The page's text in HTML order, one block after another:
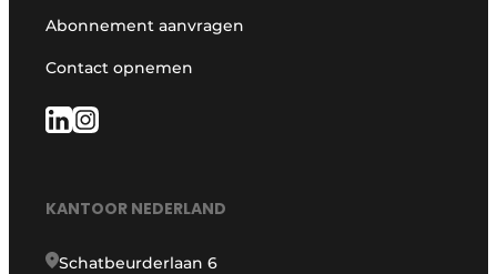
Abonnement aanvragen
Contact opnemen
KANTOOR NEDERLAND
Schatbeurderlaan 6